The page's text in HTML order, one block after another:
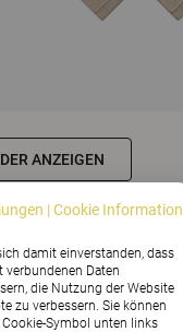
ANZEIGEN
|Cookie Information
damit einverstanden, dass
Daten
die Nutzung der Website
zu verbessern. Sie können
Symbol unten links